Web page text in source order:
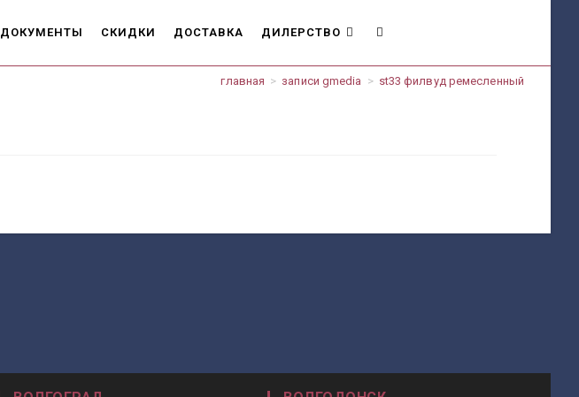
ДОКУМЕНТЫ СКИДКИ ДОСТАВКА ДИЛЕРСТВО ПЕРЕКЛЮЧИТЬ
главная > записи gmedia > st33 филвуд ремесленный